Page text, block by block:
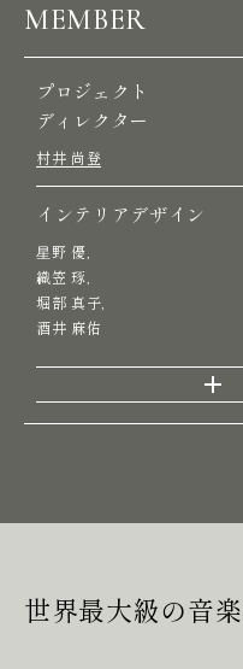
PR
AB
HEA
MEMBER
プロジェクト
ディレクター
村井 尚登
インテリアデザイン
星野 優,
織笠 琢,
堀部 真子,
酒井 麻佑
世界最大級の音